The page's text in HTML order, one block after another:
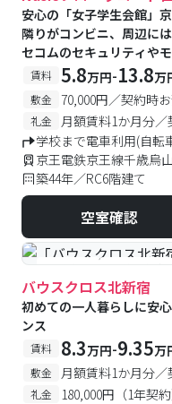
安心の「女子学生会館」
隣りがコンビニ、周辺に
セコムのセキュリティや
理人さんもいます◎館内
スルーム(共有キッチン付
賃料 5.8万円-13.8万
敷金 70,000円／契約時
礼金
月額賃料1か月分／
学校まで電車利用(自転
京王電鉄京王線千歳烏
築44年／RC6階建て
空室確認
#食事付き #予約受付中
バウスクロス北新宿
初めての一人暮らしに安
ンス
賃料 8.3万円-9.35万
敷金 月額賃料1か月分／
礼金
180,000円（1年契